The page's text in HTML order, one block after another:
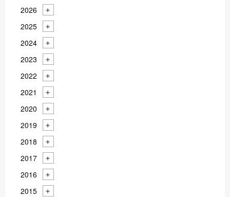
2026
2025
2024
2023
2022
2021
2020
2019
2018
2017
2016
2015